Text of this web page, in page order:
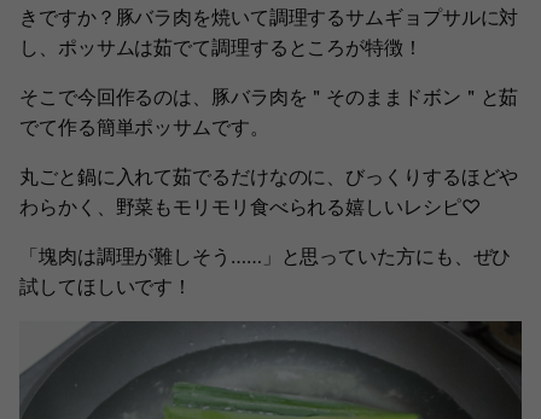
きですか？豚バラ肉を焼いて調理するサムギョプサルに対
し、ポッサムは茹でて調理するところが特徴！
そこで今回作るのは、豚バラ肉を＂そのままドボン＂と茹
でて作る簡単ポッサムです。
丸ごと鍋に入れて茹でるだけなのに、びっくりするほどや
わらかく、野菜もモリモリ食べられる嬉しいレシピ♡
「塊肉は調理が難しそう……」と思っていた方にも、ぜひ
試してほしいです！